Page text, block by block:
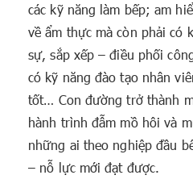
các kỹ năng làm bếp; am
về ẩm thực mà còn phải có
sự, sắp xếp – điều phối
có kỹ năng đào tạo nhân
tốt… Con đường trở thành
hành trình đẫm mồ hôi và
những ai theo nghiệp đầu
– nỗ lực mới đạt được.